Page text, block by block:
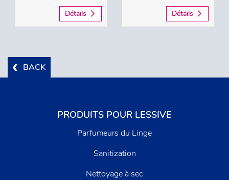
Détails Détails
BACK
PRODUITS POUR LESSIVE
Parfumeurs du Linge
Sanitization
Nettoyage à sec